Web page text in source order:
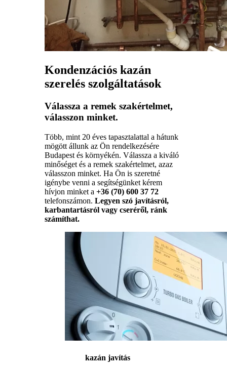
Kondenzációs kazán
szerelés szolgáltatások
Válassza a remek szakértelmet,
válasszon minket.
Több, mint 20 éves tapasztalattal a hátunk
mögött állunk az Ön rendelkezésére
Budapest és környékén. Válassza a kiváló
minőséget és a remek szakértelmet, azaz
válasszon minket. Ha Ön is szeretné
igénybe venni a segítségünket kérem
hívjon minket a +36 (70) 600 37 72
telefonszámon. Legyen szó javításról,
karbantartásról vagy cseréről, ránk
számíthat.
kazán javítás